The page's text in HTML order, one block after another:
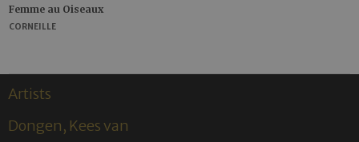
Femme au Oiseaux
CORNEILLE
Artists
Dongen, Kees van